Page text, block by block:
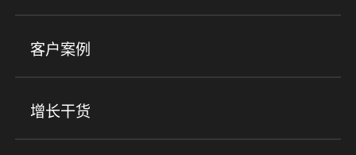
心理机构
小程序商城 ERP 企微SCRM
社群圈子
客户案例
增长干货